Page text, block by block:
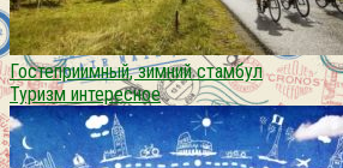
Гостеприимный, зимний стамбул
Туризм интересное